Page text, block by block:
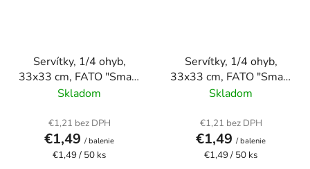
Servítky, 1/4 ohyb,
33x33 cm, FATO "Smart
Table", tmavomodrá
Skladom
€1,21 bez DPH
€1,49 / balenie
Jednotková
€1,49 / 50 ks
Servítky, 1/4 ohyb,
33x33 cm, FATO "Smart
Table", zelená
Skladom
€1,21 bez DPH
€1,49 / balenie
Jednotková
€1,49 / 50 ks